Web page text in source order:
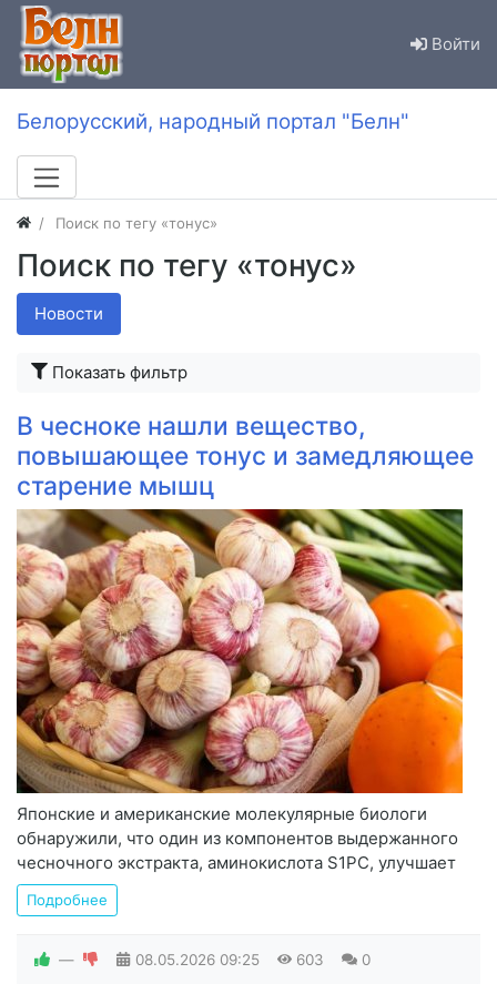
Войти
Белорусский, народный портал "Белн"
Поиск по тегу «тонус»
Поиск по тегу «тонус»
Новости
Показать фильтр
В чесноке нашли вещество,
повышающее тонус и замедляющее
старение мышц
Японские и американские молекулярные биологи
обнаружили, что один из компонентов выдержанного
чесночного экстракта, аминокислота S1PC, улучшает
Подробнее
— 08.05.2026 09:25 603 0